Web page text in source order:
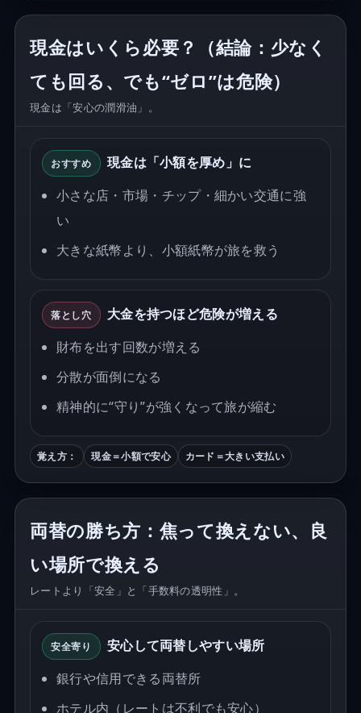
現金はいくら必要？（結論：少なく
ても回る、でも“ゼロ”は危険）
現金は「安心の潤滑油」。
おすすめ
現金は「小額を厚め」に
小さな店・市場・チップ・細かい交通に強
い
大きな紙幣より、小額紙幣が旅を救う
落とし穴
大金を持つほど危険が増える
財布を出す回数が増える
分散が面倒になる
精神的に“守り”が強くなって旅が縮む
覚え方： 現金＝小額で安心 カード＝大きい支払い
両替の勝ち方：焦って換えない、良
い場所で換える
レートより「安全」と「手数料の透明性」。
安全寄り
安心して両替しやすい場所
銀行や信用できる両替所
ホテル内（レートは不利でも安心）